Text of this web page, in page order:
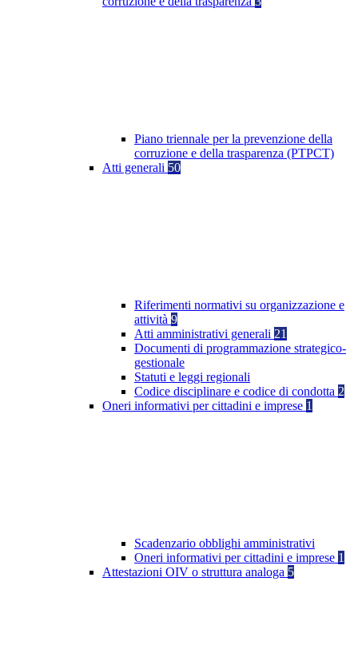
Piano triennale per la prevenzione della
corruzione e della trasparenza (PTPCT)
Atti generali 50
Riferimenti normativi su organizzazione e
attività 9
Atti amministrativi generali 21
Documenti di programmazione strategico-
gestionale
Statuti e leggi regionali
Codice disciplinare e codice di condotta 2
Oneri informativi per cittadini e imprese 1
Scadenzario obblighi amministrativi
Oneri informativi per cittadini e imprese 1
Attestazioni OIV o struttura analoga 5